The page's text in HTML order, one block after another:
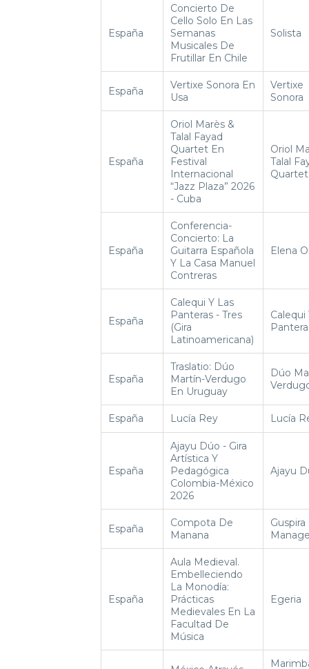
España
Concierto De
Cello Solo En Las
Semanas
Musicales De
Frutillar En Chile
Solista
España
Vertixe Sonora En
Usa
Vertixe
Sonora
España
Oriol Marès &
Talal Fayad
Quartet En
Festival
Internacional
“Jazz Plaza” 2026
- Cuba
Oriol
Talal
Quartet
España
Conferencia-
Concierto: La
Guitarra Española
Y La Casa Manuel
Contreras
Elena
España
Calequi Y Las
Panteras - Tres
(Gira
Latinoamericana)
Calequi
España
Traslatio: Dúo
Martín-Verdugo
En Uruguay
Dúo
España Lucía Rey Lucía
España
Ajayu Dúo - Gira
Artística Y
Pedagógica
Colombia-México
2026
Ajayu
España
Compota De
Manana
Guspira
España
Aula Medieval.
Embelleciendo
La Monodía:
Prácticas
Medievales En La
Facultad De
Música
Egeria